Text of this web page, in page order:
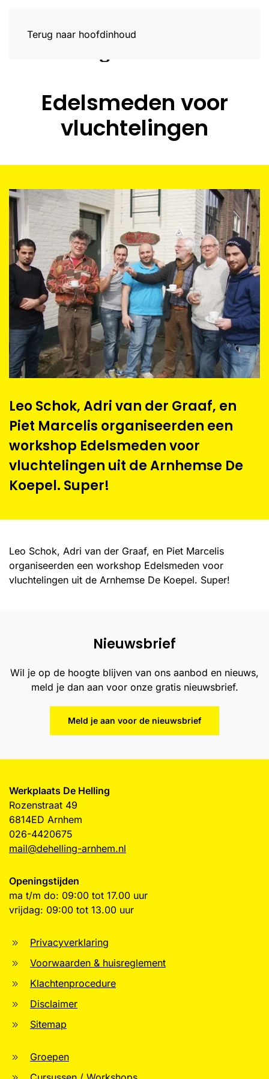
Terug naar hoofdinhoud
Edelsmeden voor
vluchtelingen
Leo Schok, Adri van der Graaf, en
Piet Marcelis organiseerden een
workshop Edelsmeden voor
vluchtelingen uit de Arnhemse De
Koepel. Super!
Leo Schok, Adri van der Graaf, en Piet Marcelis
organiseerden een workshop Edelsmeden voor
vluchtelingen uit de Arnhemse De Koepel. Super!
Nieuwsbrief
Wil je op de hoogte blijven van ons aanbod en nieuws,
meld je dan aan voor onze gratis nieuwsbrief.
Meld je aan voor de nieuwsbrief
Werkplaats De Helling
Rozenstraat 49
6814ED Arnhem
026-4420675
mail@dehelling-arnhem.nl
Openingstijden
ma t/m do: 09:00 tot 17.00 uur
vrijdag: 09:00 tot 13.00 uur
Privacyverklaring
Voorwaarden & huisreglement
Klachtenprocedure
Disclaimer
Sitemap
Groepen